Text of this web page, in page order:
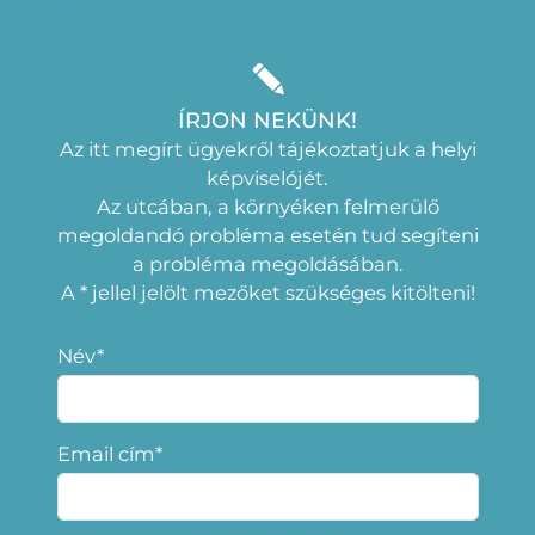
ÍRJON NEKÜNK!
Az itt megírt ügyekről tájékoztatjuk a helyi
képviselójét.
Az utcában, a környéken felmerülő
megoldandó probléma esetén tud segíteni
a probléma megoldásában.
A * jellel jelölt mezőket szükséges kitölteni!
Név*
Email cím*